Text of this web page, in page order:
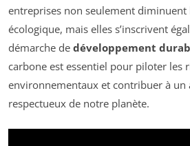
entreprises non seulement
écologique, mais elles s’inscrivent
démarche de développement
carbone est essentiel pour piloter les
environnementaux et contribuer à un
respectueux de notre planète.